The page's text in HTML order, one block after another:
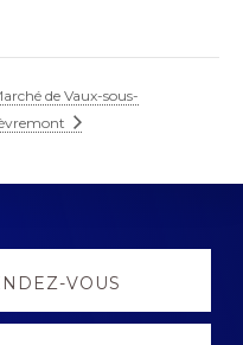
de Vaux-sous-
VOUS